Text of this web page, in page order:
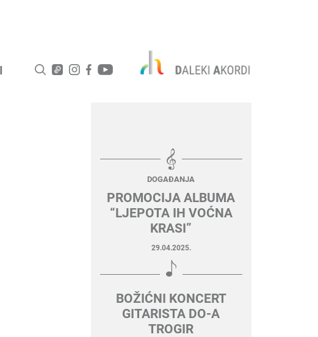
DOGAĐANJA
PROMOCIJA ALBUMA
“LJEPOTA IH VOĆNA
KRASI”
29.04.2025.
BOŽIĆNI KONCERT
GITARISTA DO-A
TROGIR